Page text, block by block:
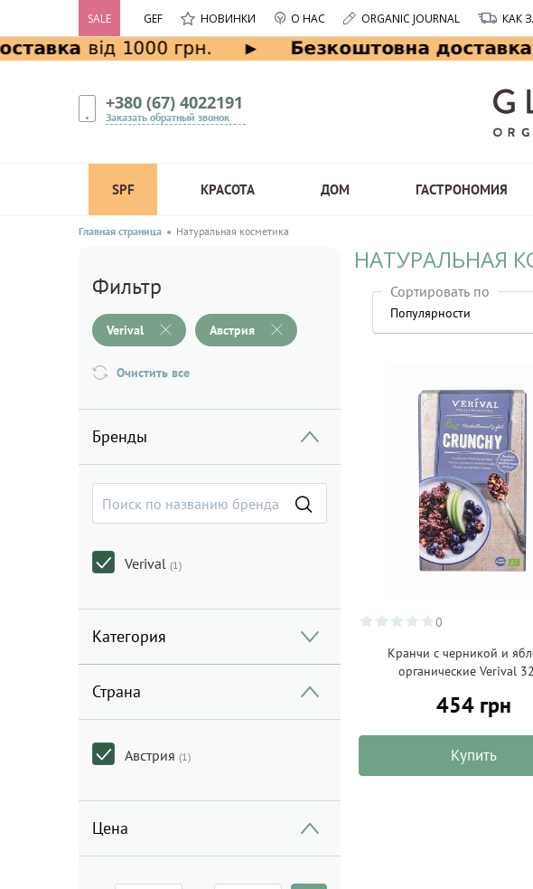
SALE GEF НОВИНКИ О НАС ORGANIC JOURNAL КАК
+380 (67) 4022191
Заказать обратный звонок
SPF КРАСОТА ДОМ ГАСТРОНОМИЯ
Главная страница Натуральная косметика
Фильтр
Verival Австрия
Очистить все
Бренды
Verival (1)
Категория
Страна
Австрия (1)
Цена
НАТУРАЛЬНАЯ
Сортировать по
Популярности
0
Кранчи с черникой и
органические Verival
454 грн
Купить